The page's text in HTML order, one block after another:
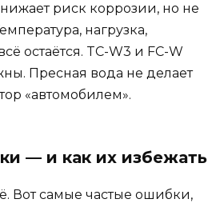
риск коррозии, но не
нагрузка,
остаётся. TC-W3 и FC-W
Пресная вода не делает
«автомобилем».
— и как их избежать
Вот самые частые ошибки,